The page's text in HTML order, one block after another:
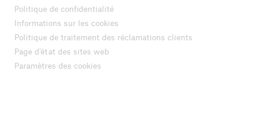
Politique de confidentialité
Informations sur les cookies
Politique de traitement des réclamations clients
Page d'état des sites web
Paramètres des cookies